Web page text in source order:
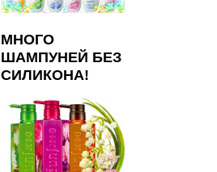
МНОГО
ШАМПУНЕЙ БЕЗ
СИЛИКОНА!